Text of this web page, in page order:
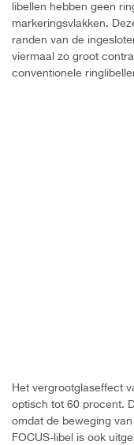
libellen hebben geen
markeringsvlakken.
randen van de
viermaal zo groot
conventionele
Het vergrootglaseffect
optisch tot 60 procent.
omdat de beweging
FOCUS-libel is ook